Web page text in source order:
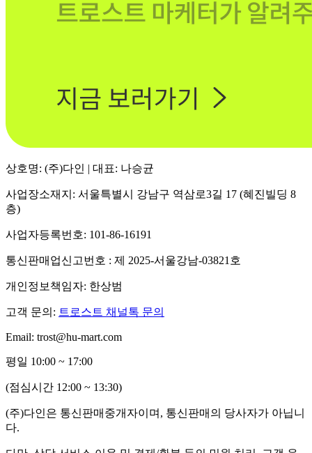
상호명: (주)다인 | 대표: 나승균
사업장소재지: 서울특별시 강남구 역삼로3길 17 (혜진빌딩 8
층)
사업자등록번호: 101-86-16191
통신판매업신고번호 : 제 2025-서울강남-03821호
개인정보책임자: 한상범
고객 문의: 트로스트 채널톡 문의
Email: trost@hu-mart.com
평일 10:00 ~ 17:00
(점심시간 12:00 ~ 13:30)
(주)다인은 통신판매중개자이며, 통신판매의 당사자가 아닙니
다.